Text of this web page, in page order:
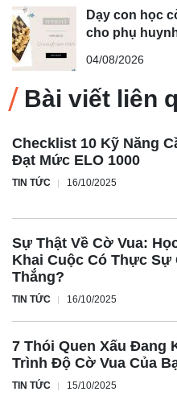
Dạy con học
cho phụ
04/08/2026
Bài viết liên
Checklist 10 Kỹ Năng
Đạt Mức ELO 1000
TIN TỨC 16/10/2025
Sự Thật Về Cờ Vua:
Khai Cuộc Có Thực Sự
Thắng?
TIN TỨC 16/10/2025
7 Thói Quen Xấu Đang
Trình Độ Cờ Vua Của
TIN TỨC 15/10/2025